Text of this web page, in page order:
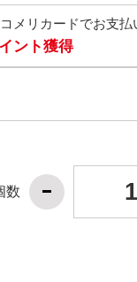
メリカードでお支払
ント獲得
数